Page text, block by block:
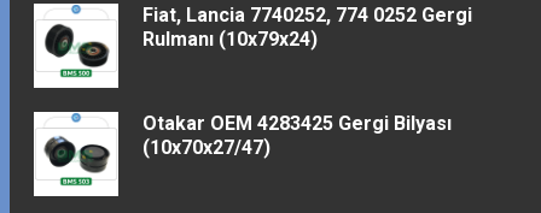
Fiat, Lancia 7740252, 774 0252 Gergi
Rulmanı (10x79x24)
Otakar OEM 4283425 Gergi Bilyası
(10x70x27/47)